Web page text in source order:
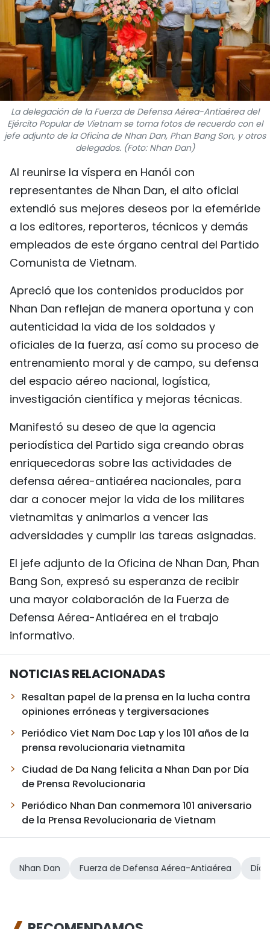
¿QUIÉNES SOMOS?
TIẾNG VIỆT
ENGLISH
中文
FRANÇAIS
La delegación de la Fuerza de Defensa Aérea-Antiaérea del
Ejército Popular de Vietnam se toma fotos de recuerdo con el
jefe adjunto de la Oficina de Nhan Dan, Phan Bang Son, y otros
delegados. (Foto: Nhan Dan)
Al reunirse la víspera en Hanói con
representantes de Nhan Dan, el alto oficial
extendió sus mejores deseos por la efeméride
a los editores, reporteros, técnicos y demás
empleados de este órgano central del Partido
Comunista de Vietnam.
Apreció que los contenidos producidos por
Nhan Dan reflejan de manera oportuna y con
autenticidad la vida de los soldados y
oficiales de la fuerza, así como su proceso de
entrenamiento moral y de campo, su defensa
del espacio aéreo nacional, logística,
investigación científica y mejoras técnicas.
Manifestó su deseo de que la agencia
periodística del Partido siga creando obras
enriquecedoras sobre las actividades de
defensa aérea-antiaérea nacionales, para
dar a conocer mejor la vida de los militares
vietnamitas y animarlos a vencer las
adversidades y cumplir las tareas asignadas.
El jefe adjunto de la Oficina de Nhan Dan, Phan
Bang Son, expresó su esperanza de recibir
una mayor colaboración de la Fuerza de
Defensa Aérea-Antiaérea en el trabajo
informativo.
NOTICIAS RELACIONADAS
Resaltan papel de la prensa en la lucha contra
opiniones erróneas y tergiversaciones
Periódico Viet Nam Doc Lap y los 101 años de la
prensa revolucionaria vietnamita
Ciudad de Da Nang felicita a Nhan Dan por Día
de Prensa Revolucionaria
Periódico Nhan Dan conmemora 101 aniversario
de la Prensa Revolucionaria de Vietnam
Nhan Dan Fuerza de Defensa Aérea-Antiaérea Día